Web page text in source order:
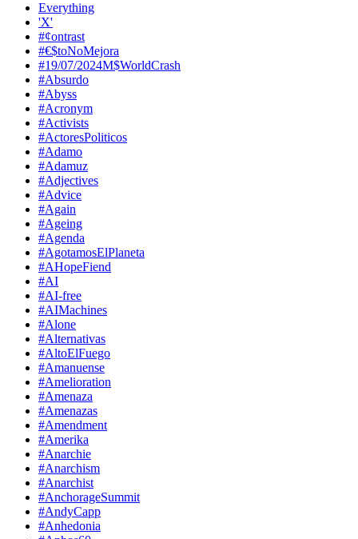
Everything
'X'
#¢ontrast
#€$toNoMejora
#19/07/2024M$WorldCrash
#Absurdo
#Abyss
#Acronym
#Activists
#ActoresPoliticos
#Adamo
#Adamuz
#Adjectives
#Advice
#Again
#Ageing
#Agenda
#AgotamosElPlaneta
#AHopeFiend
#AI
#AI-free
#AIMachines
#Alone
#Alternativas
#AltoElFuego
#Amanuense
#Amelioration
#Amenaza
#Amenazas
#Amendment
#Amerika
#Anarchie
#Anarchism
#Anarchist
#AnchorageSummit
#AndyCapp
#Anhedonia